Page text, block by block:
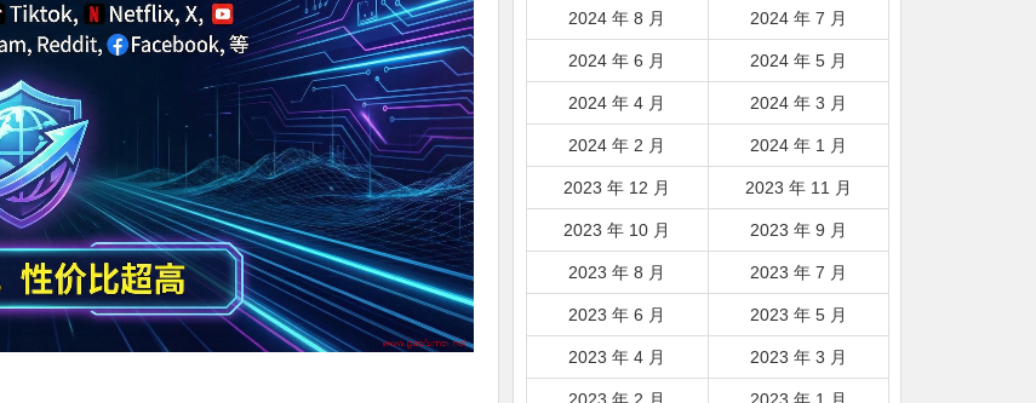
2024 年 8 月 2024 年 7 月
2024 年 6 月 2024 年 5 月
2024 年 4 月 2024 年 3 月
2024 年 2 月 2024 年 1 月
2023 年 12 月 2023 年 11 月
2023 年 10 月 2023 年 9 月
2023 年 8 月 2023 年 7 月
2023 年 6 月 2023 年 5 月
2023 年 4 月 2023 年 3 月
2023 年 2 月 2023 年 1 月